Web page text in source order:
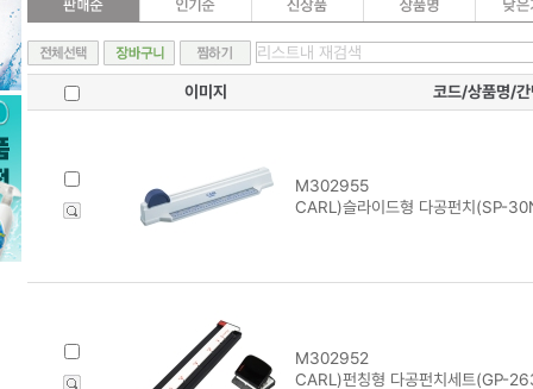
이미지 코드/상품명/간
M302955
CARL)슬라이드형 다공펀치(SP-
M302952
CARL)펀칭형 다공펀치세트(GP-